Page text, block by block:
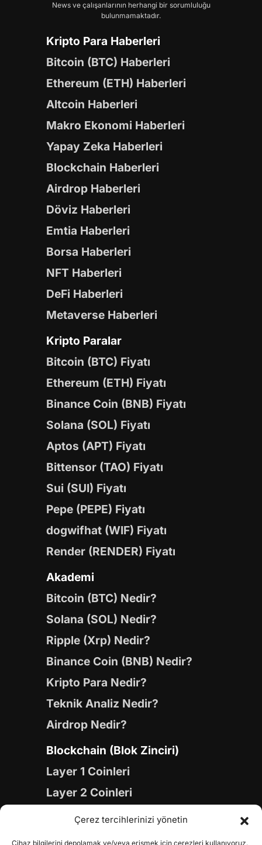
Çerez tercihlerinizi yönetin
Cihaz bilgilerini depolamak ve/veya erişmek için çerezleri kullanıyoruz.
News ve çalışanlarının herhangi bir sorumluluğu
bulunmamaktadır.
Kripto Para Haberleri
Bitcoin (BTC) Haberleri
Ethereum (ETH) Haberleri
Altcoin Haberleri
Makro Ekonomi Haberleri
Yapay Zeka Haberleri
Blockchain Haberleri
Airdrop Haberleri
Döviz Haberleri
Emtia Haberleri
Borsa Haberleri
NFT Haberleri
DeFi Haberleri
Metaverse Haberleri
Kripto Paralar
Bitcoin (BTC) Fiyatı
Ethereum (ETH) Fiyatı
Binance Coin (BNB) Fiyatı
Solana (SOL) Fiyatı
Aptos (APT) Fiyatı
Bittensor (TAO) Fiyatı
Sui (SUI) Fiyatı
Pepe (PEPE) Fiyatı
dogwifhat (WIF) Fiyatı
Render (RENDER) Fiyatı
Akademi
Bitcoin (BTC) Nedir?
Solana (SOL) Nedir?
Ripple (Xrp) Nedir?
Binance Coin (BNB) Nedir?
Kripto Para Nedir?
Teknik Analiz Nedir?
Airdrop Nedir?
Blockchain (Blok Zinciri)
Layer 1 Coinleri
Layer 2 Coinleri
Yapay Zeka (AI) Coinleri